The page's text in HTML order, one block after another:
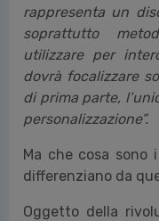
rappresenta un
soprattutto
utilizzare per
dovrà focalizzare
di prima parte,
personalizzazione”.
Ma che cosa sono
differenziano da
Oggetto della